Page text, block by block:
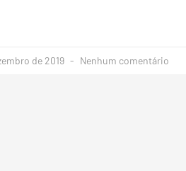
de 2019 Nenhum comentário